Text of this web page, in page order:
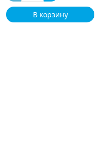
В корзину